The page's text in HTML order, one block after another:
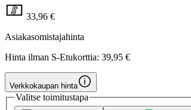
33,96 €
Asiakasomistajahinta
Hinta ilman S-Etukorttia: 39,95 €
Verkkokaupan hinta
Valitse toimitustapa